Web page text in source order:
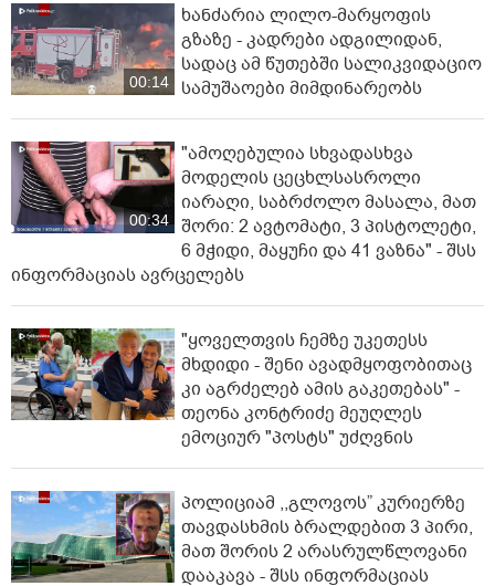
00:14
ხანძარია ლილო-მარყოფის
გზაზე - კადრები ადგილიდან,
სადაც ამ წუთებში სალიკვიდაციო
სამუშაოები მიმდინარეობს
00:34
"ამოღებულია სხვადასხვა
მოდელის ცეცხლსასროლი
იარაღი, საბრძოლო მასალა, მათ
შორი: 2 ავტომატი, 3 პისტოლეტი,
6 მჭიდი, მაყუჩი და 41 ვაზნა" - შსს
ინფორმაციას ავრცელებს
"ყოველთვის ჩემზე უკეთესს
მხდიდი - შენი ავადმყოფობითაც
კი აგრძელებ ამის გაკეთებას" -
თეონა კონტრიძე მეუღლეს
ემოციურ "პოსტს" უძღვნის
პოლიციამ ,,გლოვოს” კურიერზე
თავდასხმის ბრალდებით 3 პირი,
მათ შორის 2 არასრულწლოვანი
დააკავა - შსს ინფორმაციას